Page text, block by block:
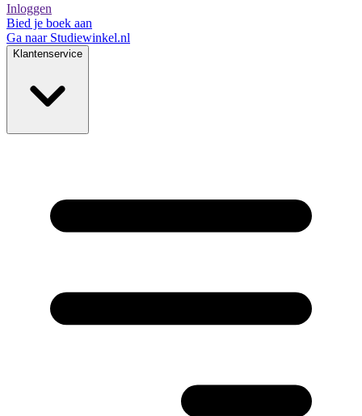
Inloggen
Bied je boek aan
Ga naar Studiewinkel.nl
Klantenservice